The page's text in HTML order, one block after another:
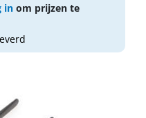
in om prijzen te